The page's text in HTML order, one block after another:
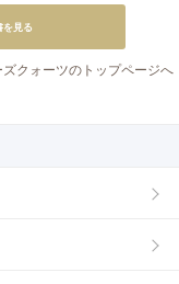
を見る
ズクォーツのトップページへ